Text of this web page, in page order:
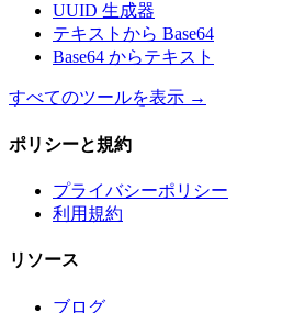
UUID 生成器
テキストから Base64
Base64 からテキスト
すべてのツールを表示 →
ポリシーと規約
プライバシーポリシー
利用規約
リソース
ブログ